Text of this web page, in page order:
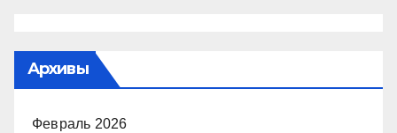
Архивы
Февраль 2026